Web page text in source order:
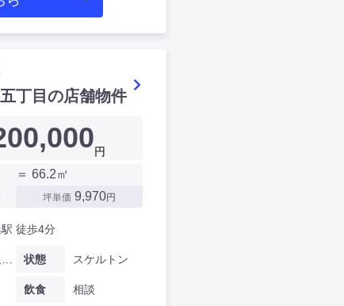
丁目の店舗物件
円
＝ 66.2㎡
坪単価 9,970円
徒歩4分
状態 スケルトン
飲食 相談